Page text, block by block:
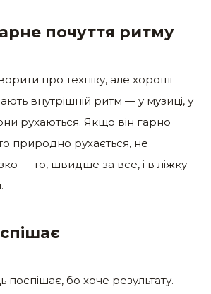
почуття ритму
про техніку, але хороші
внутрішній ритм — у музиці, у
рухаються. Якщо він гарно
природно рухається, не
— то, швидше за все, і в ліжку
бо хоче результату.